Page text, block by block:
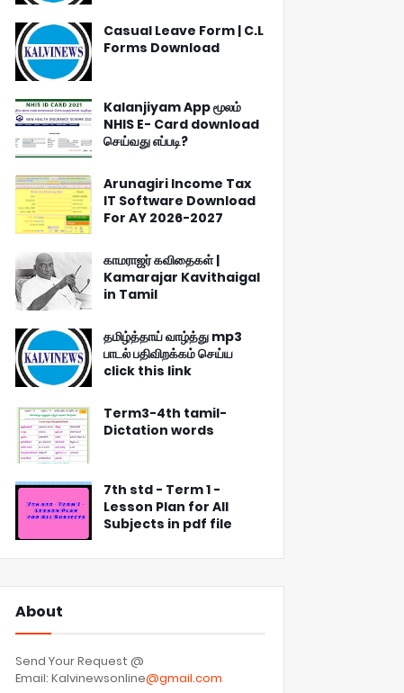
Casual Leave Form | C.L
Forms Download
Kalanjiyam App மூலம்
NHIS E- Card download
செய்வது எப்படி?
Arunagiri Income Tax
IT Software Download
For AY 2026-2027
காமராஜர் கவிதைகள் |
Kamarajar Kavithaigal
in Tamil
தமிழ்த்தாய் வாழ்த்து mp3
பாடல் பதிவிறக்கம் செய்ய
click this link
Term3-4th tamil-
Dictation words
7th std - Term 1 -
Lesson Plan for All
Subjects in pdf file
About
Send Your Request @
Email: Kalvinewsonline@gmail.com